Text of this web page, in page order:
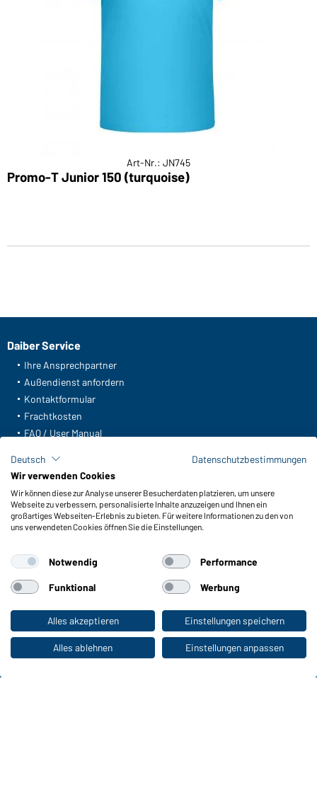
Zum Privatkunden-Shop
Art-Nr.: JN745
Promo-T Junior 150 (turquoise)
Daiber Service
Ihre Ansprechpartner
Außendienst anfordern
Kontaktformular
Frachtkosten
FAQ / User Manual
Meldeportal nach Hinweisgeberschutz
Funktionen & Pflege
Produkteigenschaften
Pflegehinweise
Farben
WORKWEAR COLLECTION
Die ideale Wahl für Professionals: Kollektionen
entdecken!
Deutsch
Datenschutzbestimmungen
Wir verwenden Cookies
Wir können diese zur Analyse unserer Besucherdaten platzieren, um unsere
Webseite zu verbessern, personalisierte Inhalte anzuzeigen und Ihnen ein
großartiges Webseiten-Erlebnis zu bieten. Für weitere Informationen zu den von
uns verwendeten Cookies öffnen Sie die Einstellungen.
Notwendig Performance
Funktional Werbung
Alles akzeptieren Einstellungen speichern
Alles ablehnen Einstellungen anpassen